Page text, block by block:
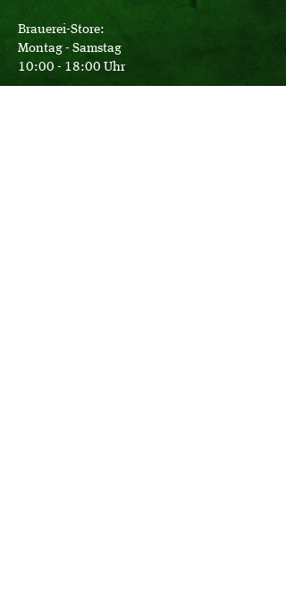
Brauerei-Store:
Montag - Samstag
10:00 - 18:00 Uhr